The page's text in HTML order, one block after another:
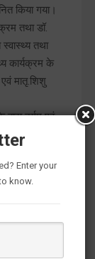
किया गया।
तथा डॉ.
तथा
कार्यक्रम के
मातृ.शिशु
दुर्गम एवं
के
गिरफ्तार
Enter your
know.